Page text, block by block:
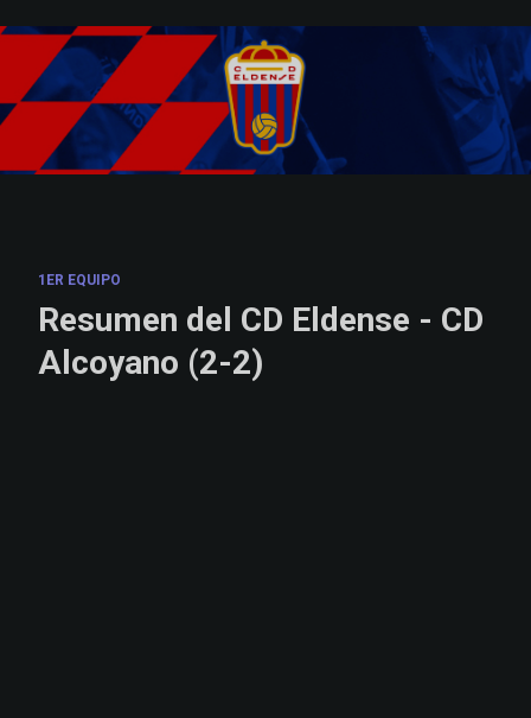
1ER EQUIPO
Resumen del CD Eldense - CD
Alcoyano (2-2)